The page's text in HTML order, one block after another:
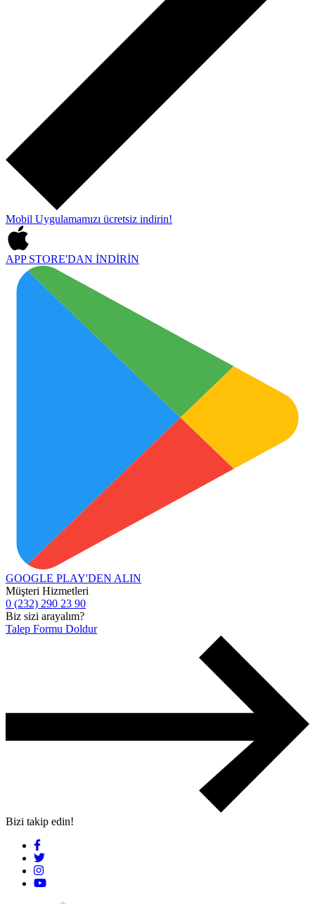
Mobil Uygulamamızı ücretsiz indirin!
APP STORE'DAN İNDİRİN
GOOGLE PLAY'DEN ALIN
Müşteri Hizmetleri
0 (232) 290 23 90
Biz sizi arayalım?
Talep Formu Doldur
Bizi takip edin!